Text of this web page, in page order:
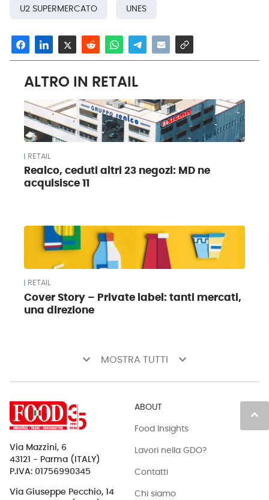
U2 SUPERMERCATO UNES
ALTRO IN RETAIL
RETAIL
Realco, ceduti altri 23 negozi: MD ne
acquisisce 11
RETAIL
Cover Story – Private label: tanti mercati,
una direzione
keyboard_arrow_down MOSTRA TUTTI keyboard_arrow_down
keyboard_arrow_up
Via Mazzini, 6
43121 - Parma (ITALY)
P.IVA: 01756990345
Via Giuseppe Pecchio, 14
ABOUT
Food Insights
Lavori nella GDO?
Contatti
Chi siamo